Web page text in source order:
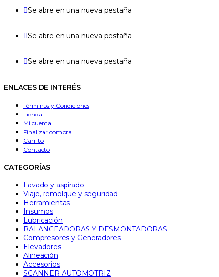
Se abre en una nueva pestaña
Se abre en una nueva pestaña
Se abre en una nueva pestaña
ENLACES DE INTERÉS
Términos y Condiciones
Tienda
Mi cuenta
Finalizar compra
Carrito
Contacto
CATEGORÍAS
Lavado y aspirado
Viaje, remolque y seguridad
Herramientas
Insumos
Lubricación
BALANCEADORAS Y DESMONTADORAS
Compresores y Generadores
Elevadores
Alineación
Accesorios
SCANNER AUTOMOTRIZ